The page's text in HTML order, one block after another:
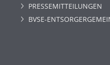
PRESSEMITTEILUNGEN
BVSE-